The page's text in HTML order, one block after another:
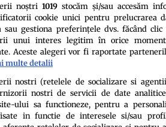
noștri 1019stocăm și/sau accesăm
cookie unici pentru prelucrarea
sau gestiona preferințele dvs. făcând
unui interes legitim în orice
Aceste alegeri vor fi raportate
multe detalii
nostri (retelele de socializare si
nostri de servicii de date
ului sa functioneze, pentru a
in functie de interesele si/sau